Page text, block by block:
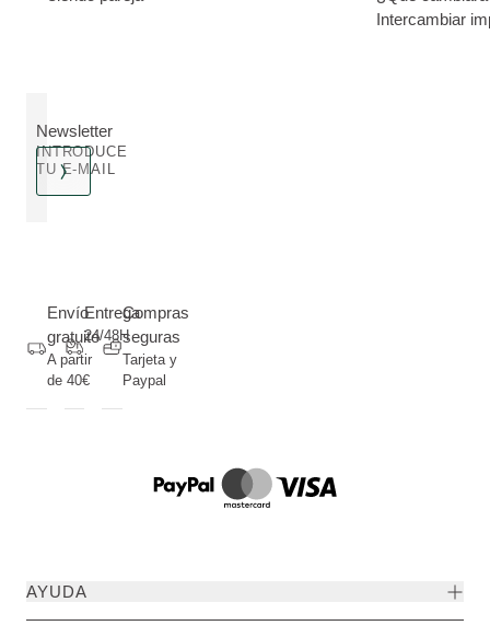
Intercambiar
Newsletter
INTRODUCE
TU E-MAIL
Envío
gratuito
A partir
de 40€
Entrega
24/48H
Compras
seguras
Tarjeta y
Paypal
AYUDA